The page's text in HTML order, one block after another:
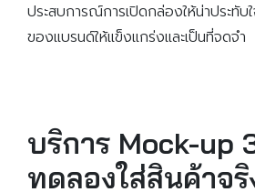
ประสบการณ์การเปิดกล่องให้น่าประทั
ของแบรนด์ให้แข็งแกร่งและเป็นที่จดจำ
บริการ Mock-up
ทดลองใส่สินค้าจ